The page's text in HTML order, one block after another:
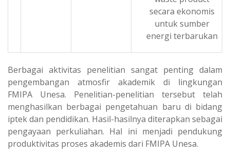
secara ekonomis
untuk sumber
energi terbarukan
Berbagai aktivitas penelitian sangat penting dalam
pengembangan atmosfir akademik di lingkungan
FMIPA Unesa. Penelitian-penelitian tersebut telah
menghasilkan berbagai pengetahuan baru di bidang
iptek dan pendidikan. Hasil-hasilnya diterapkan sebagai
pengayaan perkuliahan. Hal ini menjadi pendukung
produktivitas proses akademis dari FMIPA Unesa.